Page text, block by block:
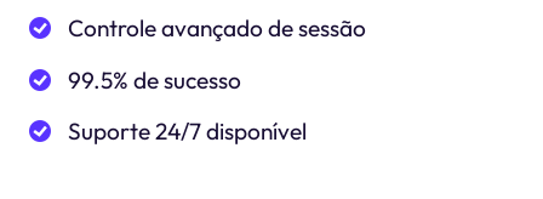
Controle avançado de sessão
99.5% de sucesso
Suporte 24/7 disponível